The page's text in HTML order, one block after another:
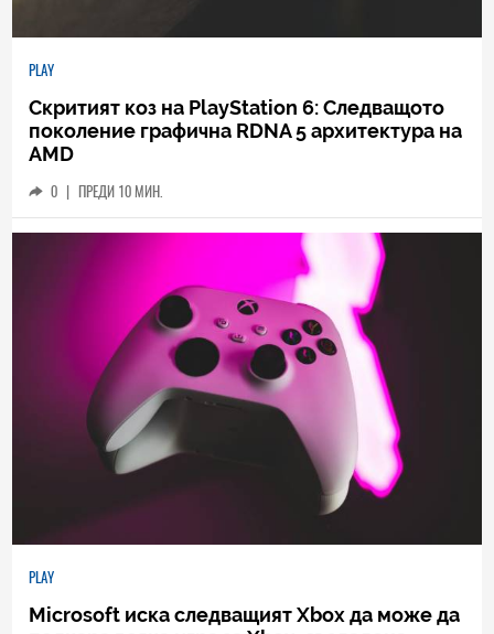
PLAY
Скритият коз на PlayStation 6: Следващото
поколение графична RDNA 5 архитектура на
AMD
0 | ПРЕДИ 10 МИН.
PLAY
Microsoft иска следващият Xbox да може да